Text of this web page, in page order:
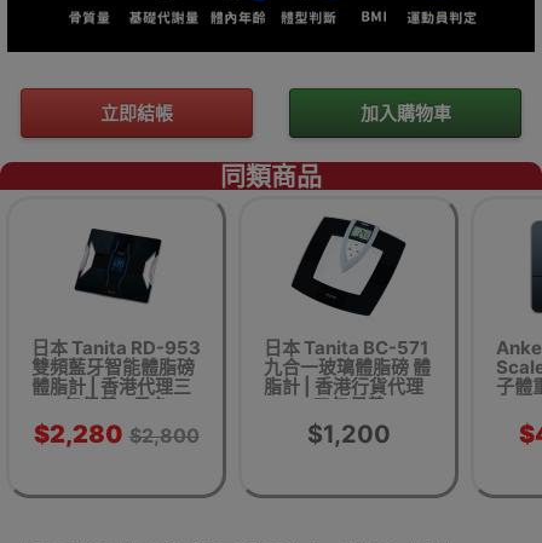
立即結帳 加入購物車
同類商品
日本 Tanita RD-953
雙頻藍牙智能體脂磅
體脂計 | 香港代理三
年保養 - 黑色
$2,280 $2,800
日本 Tanita BC-571
九合一玻璃體脂磅 體
脂計 | 香港行貨代理
三年保養
$1,200
子體